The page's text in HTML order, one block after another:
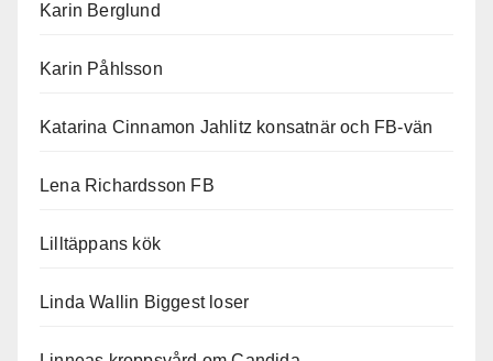
Karin Berglund
Karin Påhlsson
Katarina Cinnamon Jahlitz konsatnär och FB-vän
Lena Richardsson FB
Lilltäppans kök
Linda Wallin Biggest loser